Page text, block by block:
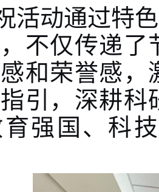
活动通过特
不仅传递了
和荣誉感 ，
引，深耕
强国、科